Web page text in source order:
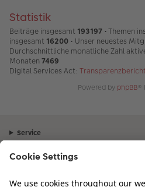
Statistik
Beiträge insgesamt 193197 • Themen
insgesamt 16200 • Unser neuestes
Durchschnittliche monatliche Zahl
Monaten 7469
Digital Services Act:
Powered by phpBB®
Service